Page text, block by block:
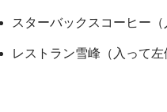
スターバックスコーヒー（
レストラン雪峰（入って左